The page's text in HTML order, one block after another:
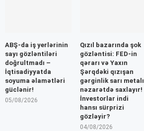
ABŞ-da iş yerlərinin
sayı gözləntiləri
doğrultmadı –
İqtisadiyyatda
soyuma əlamətləri
güclənir!
05/08/2026
Qızıl bazarında şok
gözləntisi: FED-in
qərarı və Yaxın
Şərqdəki qızışan
gərginlik sarı metalı
nəzarətdə saxlayır!
İnvestorlar indi
hansı sürprizi
gözləyir?
04/08/2026